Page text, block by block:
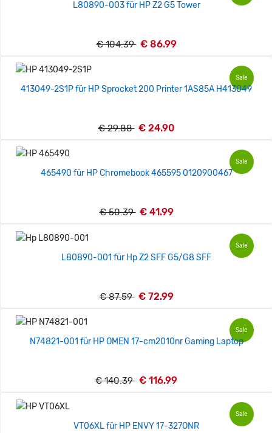
L80890-003 für HP Z2 G5 Tower
€ 104.39 € 86.99
Sale
413049-2S1P für HP Sprocket 200 Printer 1AS85A H413049
€ 29.88 € 24.90
Sale
465490 für HP Chromebook 465595 0120900467
€ 50.39 € 41.99
Sale
L80890-001 für Hp Z2 SFF G5/G8 SFF
€ 87.59 € 72.99
Sale
N74821-001 für HP OMEN 17-cm2010nr Gaming Laptop
€ 140.39 € 116.99
Sale
VT06XL für HP ENVY 17-327ONR